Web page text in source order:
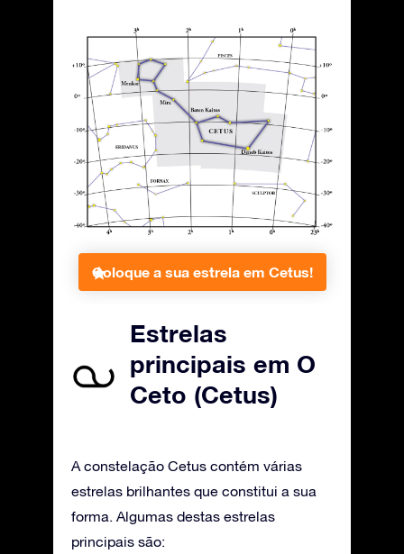
Coloque a sua estrela em Cetus!
Estrelas
principais em O
Ceto (Cetus)
A constelação Cetus contém várias
estrelas brilhantes que constitui a sua
forma. Algumas destas estrelas
principais são: